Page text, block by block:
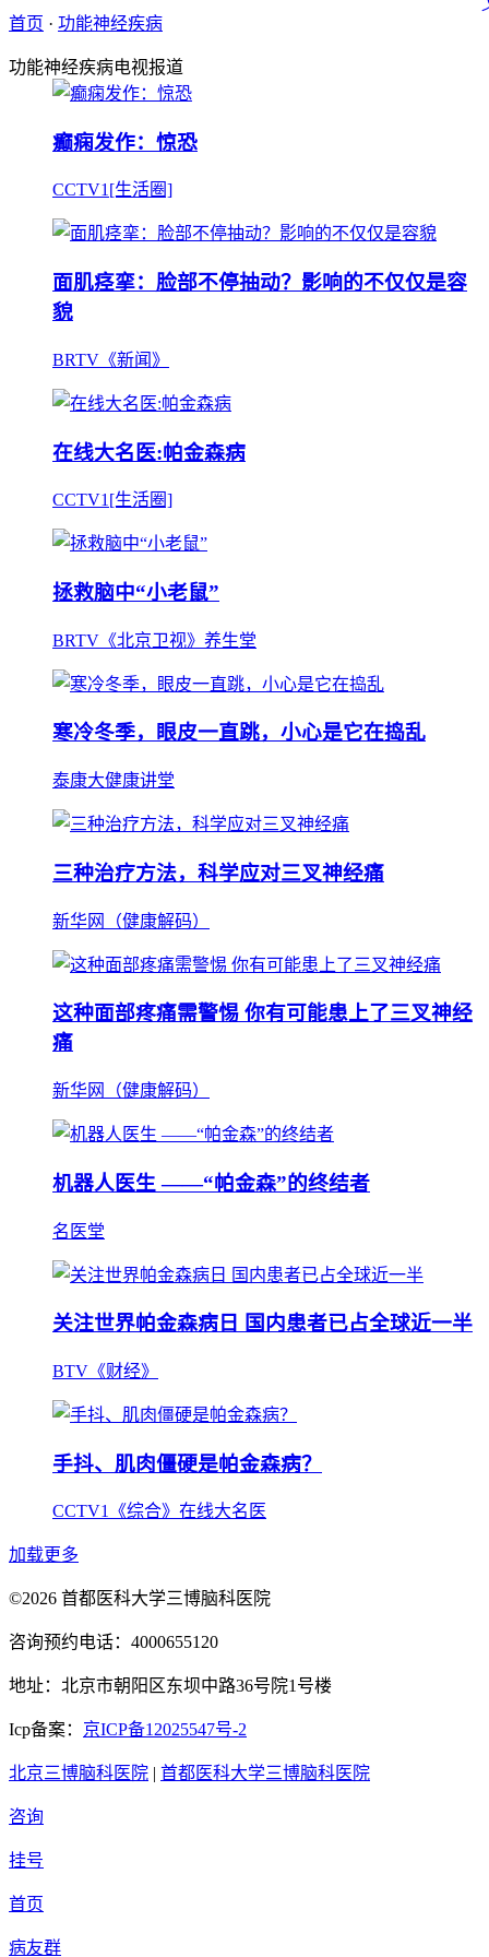
首页 · 功能神经疾病
功能神经疾病电视报道
癫痫发作：惊恐
CCTV1[生活圈]
面肌痉挛：脸部不停抽动？影响的不仅仅是容
貌
BRTV《新闻》
在线大名医:帕金森病
CCTV1[生活圈]
拯救脑中“小老鼠”
BRTV《北京卫视》养生堂
寒冷冬季，眼皮一直跳，小心是它在捣乱
泰康大健康讲堂
三种治疗方法，科学应对三叉神经痛
新华网（健康解码）
这种面部疼痛需警惕 你有可能患上了三叉神经
痛
新华网（健康解码）
机器人医生 ——“帕金森”的终结者
名医堂
关注世界帕金森病日 国内患者已占全球近一半
BTV《财经》
手抖、肌肉僵硬是帕金森病？
CCTV1《综合》在线大名医
加载更多
©2026 首都医科大学三博脑科医院
咨询预约电话：4000655120
地址：北京市朝阳区东坝中路36号院1号楼
Icp备案： 京ICP备12025547号-2
北京三博脑科医院 | 首都医科大学三博脑科医院
咨询
挂号
首页
病友群